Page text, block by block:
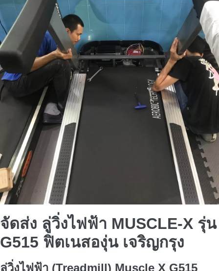
จัดส่ง ลู่วิ่งไฟฟ้า MUSCLE-X รุ่น
G515 ฟิตเนสองุ่น เจริญกรุง
ลู่วิ่งไฟฟ้า (Treadmill) Muscle X G515